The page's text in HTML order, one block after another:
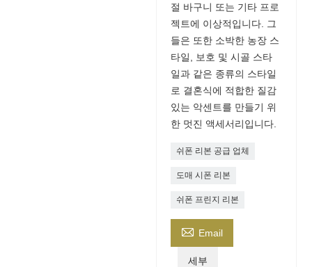
절 바구니 또는 기타 프로
젝트에 이상적입니다. 그
들은 또한 소박한 농장 스
타일, 보호 및 시골 스타
일과 같은 종류의 스타일
로 결혼식에 적합한 질감
있는 악센트를 만들기 위
한 멋진 액세서리입니다.
쉬폰 리본 공급 업체
도매 시폰 리본
쉬폰 프린지 리본
 Email
세부